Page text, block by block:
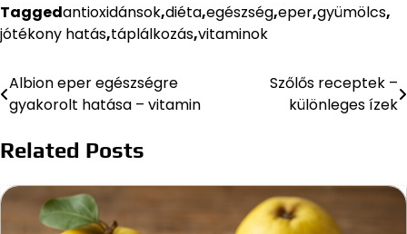
Taggedantioxidánsok,diéta,egészség,eper,gyümölcs,
jótékony hatás,táplálkozás,vitaminok
Bejegyzés
navigáció
Albion eper egészségre
gyakorolt hatása – vitamin
Szőlős receptek –
különleges ízek
Related Posts